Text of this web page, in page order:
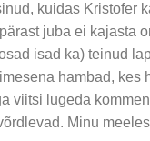
kuidas Kristofer
juba ei kajasta
isad ka) teinud
hambad, kes
viitsi lugeda
Minu